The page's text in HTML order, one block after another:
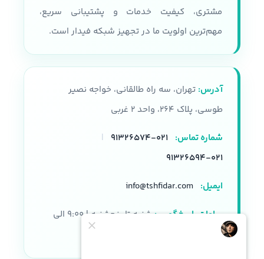
مشتری، کیفیت خدمات و پشتیبانی سریع،
مهم‌ترین اولویت ما در تجهیز شبکه فیدار است.
آدرس: تهران، سه راه طالقانی، خواجه نصیر
طوسی، پلاک ۲۶۴، واحد ۲ غربی
شماره تماس: ۰۲۱-۹۱۳۲۶۵۷۴
|
۰۲۱-۹۱۳۲۶۵۹۴
ایمیل: info@tshfidar.com
ساعات پاسخگویی:
شنبه تا پنجشنبه | ۹:۰۰ الی
۱۸:۰۰